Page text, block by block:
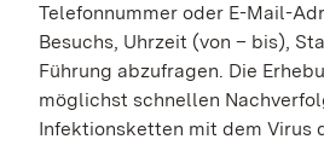
Telefonnummer oder E-Mail-
Besuchs, Uhrzeit (von – bis),
Führung abzufragen. Die
möglichst schnellen
Infektionsketten mit dem Virus